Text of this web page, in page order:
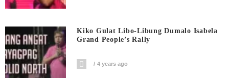
Kiko Gulat Libo-Libung Dumalo Isabela
Grand People’s Rally
4 years ago